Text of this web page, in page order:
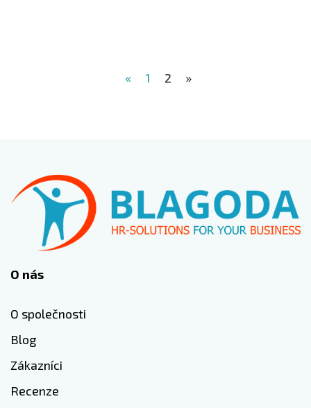
« 1 2 »
O nás
O společnosti
Blog
Zákazníci
Recenze